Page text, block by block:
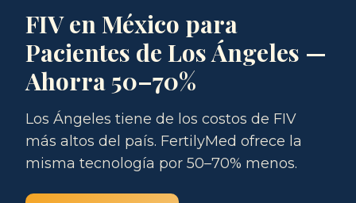
FIV en México para
Pacientes de Los Ángeles —
Ahorra 50–70%
Los Ángeles tiene de los costos de FIV
más altos del país. FertilyMed ofrece la
misma tecnología por 50–70% menos.